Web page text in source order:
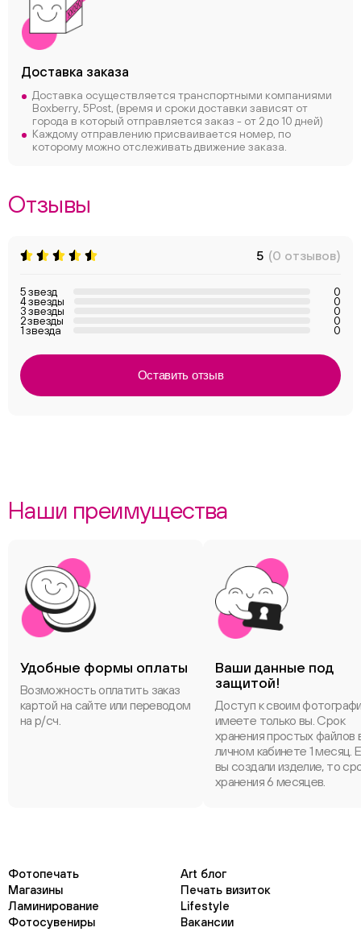
Доставка заказа
Доставка осуществляется транспортными компаниями
Boxberry, 5Post, (время и сроки доставки зависят от
города в который отправляется заказ - от 2 до 10 дней)
Каждому отправлению присваивается номер, по
которому можно отслеживать движение заказа.
Отзывы
5 (0 отзывов)
5 звезд 0
4 звезды 0
3 звезды 0
2 звезды 0
1 звезда 0
Оставить отзыв
Наши преимущества
Удобные формы оплаты
Возможность оплатить заказ
картой на сайте или переводом
на р/сч.
Ваши данные под
защитой!
Доступ к своим
имеете только вы. Срок
хранения простых файлов
личном кабинете 1 месяц.
вы создали изделие, то
хранения 6 месяцев.
Фотопечать
Art блог
Магазины
Печать визиток
Ламинирование
Lifestyle
Фотосувениры
Вакансии